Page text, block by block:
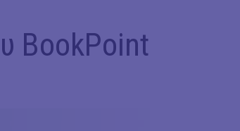
BookPoint